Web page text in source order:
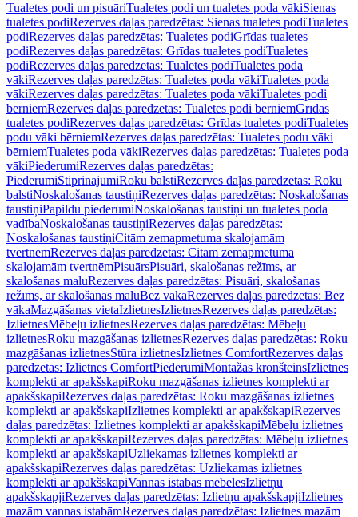
Tualetes podi un pisuāriTualetes podi un tualetes poda vākiSienas
tualetes podiRezerves daļas paredzētas: Sienas tualetes podiTualetes
podiRezerves daļas paredzētas: Tualetes podiGrīdas tualetes
podiRezerves daļas paredzētas: Grīdas tualetes podiTualetes
podiRezerves daļas paredzētas: Tualetes podiTualetes poda
vākiRezerves daļas paredzētas: Tualetes poda vākiTualetes poda
vākiRezerves daļas paredzētas: Tualetes poda vākiTualetes podi
bērniemRezerves daļas paredzētas: Tualetes podi bērniemGrīdas
tualetes podiRezerves daļas paredzētas: Grīdas tualetes podiTualetes
podu vāki bērniemRezerves daļas paredzētas: Tualetes podu vāki
bērniemTualetes poda vākiRezerves daļas paredzētas: Tualetes poda
vākiPiederumiRezerves daļas paredzētas:
PiederumiStiprinājumiRoku balstiRezerves daļas paredzētas: Roku
balstiNoskalošanas taustiņiRezerves daļas paredzētas: Noskalošanas
taustiņiPapildu piederumiNoskalošanas taustiņi un tualetes poda
vadībaNoskalošanas taustiņiRezerves daļas paredzētas:
Noskalošanas taustiņiCitām zemapmetuma skalojamām
tvertnēmRezerves daļas paredzētas: Citām zemapmetuma
skalojamām tvertnēmPisuārsPisuāri, skalošanas režīms, ar
skalošanas maluRezerves daļas paredzētas: Pisuāri, skalošanas
režīms, ar skalošanas maluBez vākaRezerves daļas paredzētas: Bez
vākaMazgāšanas vietaIzlietnesIzlietnesRezerves daļas paredzētas:
IzlietnesMēbeļu izlietnesRezerves daļas paredzētas: Mēbeļu
izlietnesRoku mazgāšanas izlietnesRezerves daļas paredzētas: Roku
mazgāšanas izlietnesStūra izlietnesIzlietnes ComfortRezerves daļas
paredzētas: Izlietnes ComfortPiederumiMontāžas kronšteinsIzlietnes
komplekti ar apakšskapiRoku mazgāšanas izlietnes komplekti ar
apakšskapiRezerves daļas paredzētas: Roku mazgāšanas izlietnes
komplekti ar apakšskapiIzlietnes komplekti ar apakšskapiRezerves
daļas paredzētas: Izlietnes komplekti ar apakšskapiMēbeļu izlietnes
komplekti ar apakšskapiRezerves daļas paredzētas: Mēbeļu izlietnes
komplekti ar apakšskapiUzliekamas izlietnes komplekti ar
apakšskapiRezerves daļas paredzētas: Uzliekamas izlietnes
komplekti ar apakšskapiVannas istabas mēbelesIzlietņu
apakšskapjiRezerves daļas paredzētas: Izlietņu apakšskapjiIzlietnes
mazām vannas istabāmRezerves daļas paredzētas: Izlietnes mazām